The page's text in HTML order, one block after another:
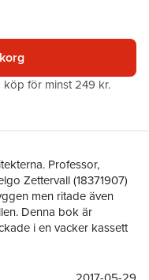
köp för minst 249 kr.
Professor,
Zettervall (18371907)
men ritade även
Denna bok är
i en vacker kassett
Sammantaget blir